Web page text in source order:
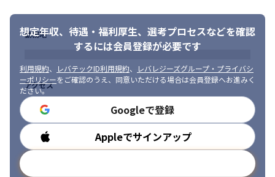
想定年収、待遇・福利厚生、 選考プロセスなどを確認
するには会員登録が必要です
利用規約、 レバテックID利用規約、
レバレジーズグループ・プライバシ
ーポリシーをご確認のうえ、同意いただける場合は会員登録へお進みく
ださい。
Googleで登録
Appleでサインアップ
勤務地
アクセス
勤務時間